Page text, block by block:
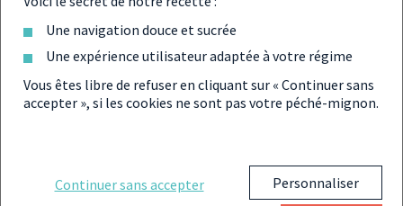
indépendants
Réforme des retraites : Les Français
préparent leur retraite grâce à
l’immobilier
Retraite : comment les Français vont-
Une navigation douce et sucrée
Une expérience utilisateur adaptée à votre régime
Vous êtes libre de refuser en cliquant sur « Continuer sans
accepter », si les cookies ne sont pas votre péché-mignon.
Continuer sans accepter Personnaliser